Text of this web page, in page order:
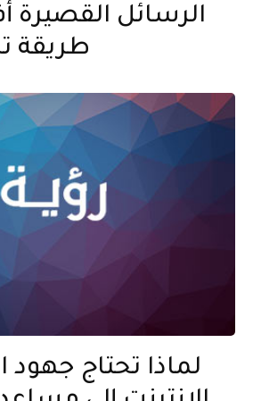
الرسائل
طريقة
لماذا تحتاج جهود